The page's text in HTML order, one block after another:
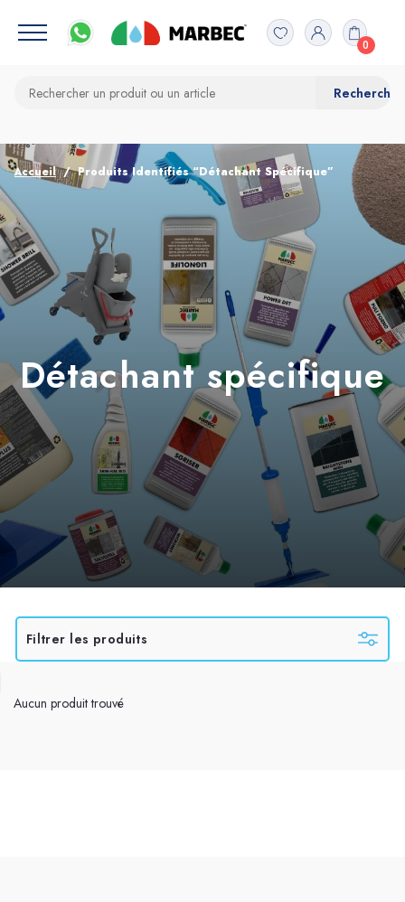
0
Accueil Produits Identifiés “Détachant Spécifique”
Détachant spécifique
Filtrer les produits
Aucun produit trouvé